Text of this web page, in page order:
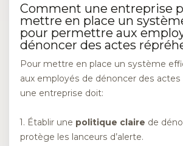
Comment une entreprise
mettre en place un
pour permettre aux
dénoncer des actes
Pour mettre en place un système
aux employés de dénoncer des
une entreprise doit:
1. Établir une politique claire de
protège les lanceurs d’alerte.